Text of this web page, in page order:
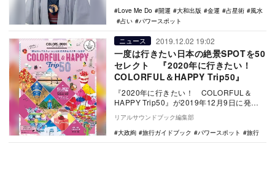
Love Me Do
開運 大和出版 金運 占星術
風水
占い
パワースポット
ニュース 2019.12.02 19:02
一度は行きたい日本の絶景SPOTを50
セレクト 『2020年に行きたい！
COLORFUL＆HAPPY Trip50』
『2020年に行きたい！ COLORFUL＆
HAPPY Trip50』が2019年12月9日に発売
される。「世界には素敵な景色が…
リアルサウンドブック編集部
大政絢
旅行ガイドブック パワースポット 旅行